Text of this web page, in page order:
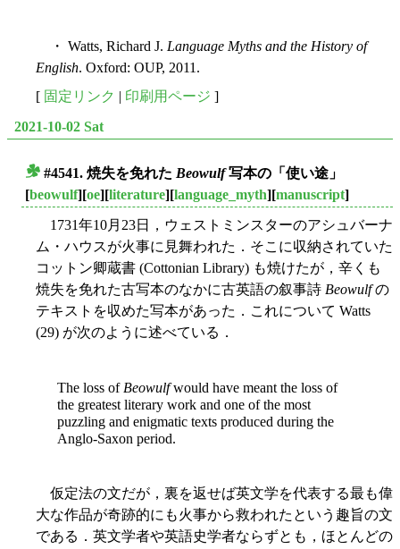
・ Watts, Richard J. Language Myths and the History of
English. Oxford: OUP, 2011.
[ 固定リンク | 印刷用ページ ]
2021-10-02 Sat
#4541. 焼失を免れた Beowulf写本の「使い途」
[beowulf][oe][literature][language_myth][manuscript]
1731年10月23日，ウェストミンスターのアシュバーナ
ム・ハウスが火事に見舞われた．そこに収納されていた
コットン卿蔵書 (Cottonian Library) も焼けたが，辛くも
焼失を免れた古写本のなかに古英語の叙事詩 Beowulfの
テキストを収めた写本があった．これについて Watts
(29) が次のように述べている．
The loss of Beowulfwould have meant the loss of
the greatest literary work and one of the most
puzzling and enigmatic texts produced during the
Anglo-Saxon period.
仮定法の文だが，裏を返せば英文学を代表する最も偉
大な作品が奇跡的にも火事から救われたという趣旨の文
である．英文学者や英語史学者ならずとも，ほとんどの